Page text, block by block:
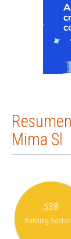
Mima Sl
538
Ranking